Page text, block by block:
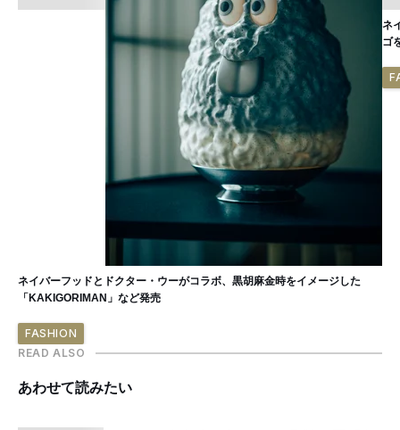
ネイバーフッドとドクター・ウーがコラボ、黒胡麻金時をイメージした
「KAKIGORIMAN」など発売
FASHION
ネ
ゴ
READ ALSO
あわせて読みたい